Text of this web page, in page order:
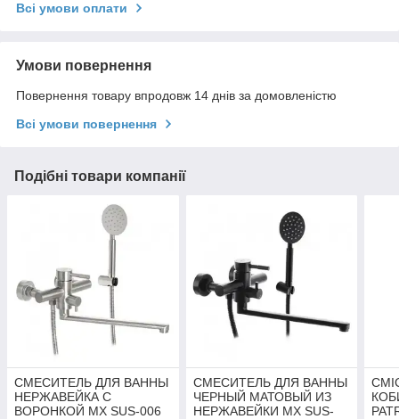
Всі умови оплати
Умови повернення
Повернення товару впродовж 14 днів за домовленістю
Всі умови повернення
Подібні товари компанії
СМЕСИТЕЛЬ ДЛЯ ВАННЫ
НЕРЖАВЕЙКА С
ВОРОНКОЙ MX SUS-006
СМЕСИТЕЛЬ ДЛЯ ВАННЫ
ЧЕРНЫЙ МАТОВЫЙ ИЗ
НЕРЖАВЕЙКИ MX SUS-